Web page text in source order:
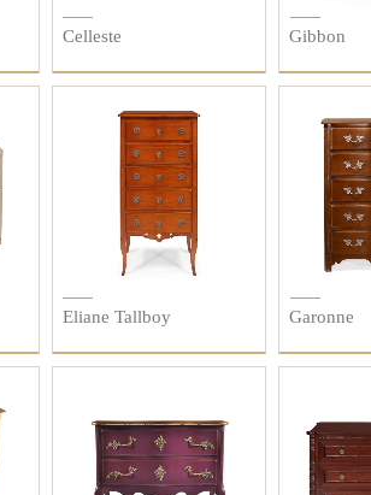
Celleste Gibbon
Eliane Tallboy Garonne